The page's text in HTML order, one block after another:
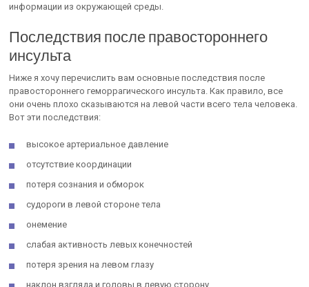
информации из окружающей среды.
Последствия после правостороннего
инсульта
Ниже я хочу перечислить вам основные последствия после
правостороннего геморрагического инсульта. Как правило, все
они очень плохо сказываются на левой части всего тела человека.
Вот эти последствия:
высокое артериальное давление
отсутствие координации
потеря сознания и обморок
судороги в левой стороне тела
онемение
слабая активность левых конечностей
потеря зрения на левом глазу
наклон взгляда и головы в левую сторону